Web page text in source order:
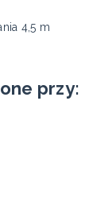
4,5 m
przy: